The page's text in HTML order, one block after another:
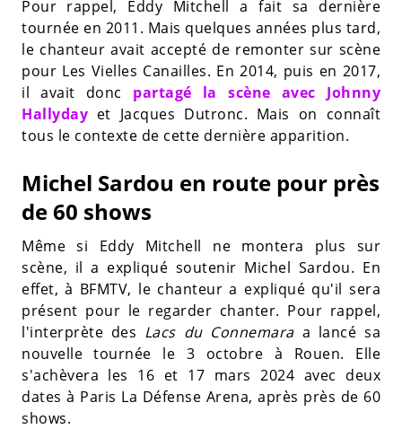
Pour rappel, Eddy Mitchell a fait sa dernière
tournée en 2011. Mais quelques années plus tard,
le chanteur avait accepté de remonter sur scène
pour Les Vielles Canailles. En 2014, puis en 2017,
il avait donc partagé la scène avec Johnny
Hallyday et Jacques Dutronc. Mais on connaît
tous le contexte de cette dernière apparition.
Michel Sardou en route pour près
de 60 shows
Même si Eddy Mitchell ne montera plus sur
scène, il a expliqué soutenir Michel Sardou. En
effet, à BFMTV, le chanteur a expliqué qu'il sera
présent pour le regarder chanter. Pour rappel,
l'interprète des Lacs du Connemaraa lancé sa
nouvelle tournée le 3 octobre à Rouen. Elle
s'achèvera les 16 et 17 mars 2024 avec deux
dates à Paris La Défense Arena, après près de 60
shows.